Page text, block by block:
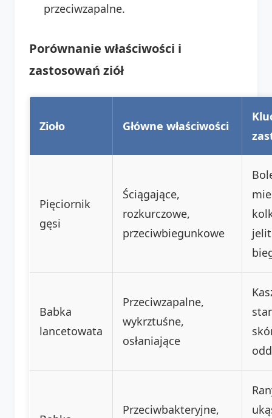
przeciwzapalne.
Porównanie właściwości i
zastosowań ziół
Zioło Główne właściwości
Pięciornik
gęsi
Ściągające,
rozkurczowe,
przeciwbiegunkowe
Babka
lancetowata
Przeciwzapalne,
wykrztuśne,
osłaniające
Przeciwbakteryjne,